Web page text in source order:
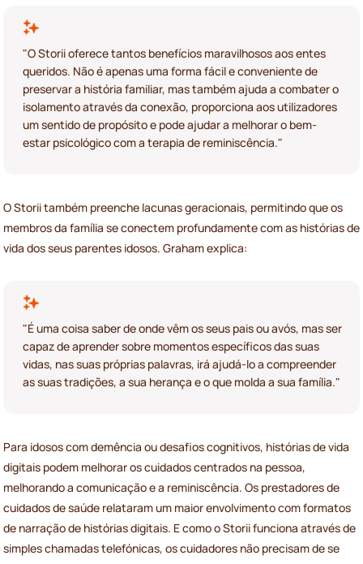
"O Storii oferece tantos benefícios maravilhosos aos entes
queridos. Não é apenas uma forma fácil e conveniente de
preservar a história familiar, mas também ajuda a combater o
isolamento através da conexão, proporciona aos utilizadores
um sentido de propósito e pode ajudar a melhorar o bem-
estar psicológico com a terapia de reminiscência."
O Storii também preenche lacunas geracionais, permitindo que os
membros da família se conectem profundamente com as histórias de
vida dos seus parentes idosos. Graham explica:
"É uma coisa saber de onde vêm os seus pais ou avós, mas ser
capaz de aprender sobre momentos específicos das suas
vidas, nas suas próprias palavras, irá ajudá-lo a compreender
as suas tradições, a sua herança e o que molda a sua família."
Para idosos com demência ou desafios cognitivos, histórias de vida
digitais podem melhorar os cuidados centrados na pessoa,
melhorando a comunicação e a reminiscência. Os prestadores de
cuidados de saúde relataram um maior envolvimento com formatos
de narração de histórias digitais. E como o Storii funciona através de
simples chamadas telefónicas, os cuidadores não precisam de se